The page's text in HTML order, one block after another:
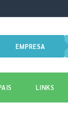
EMPRESA
LINKS